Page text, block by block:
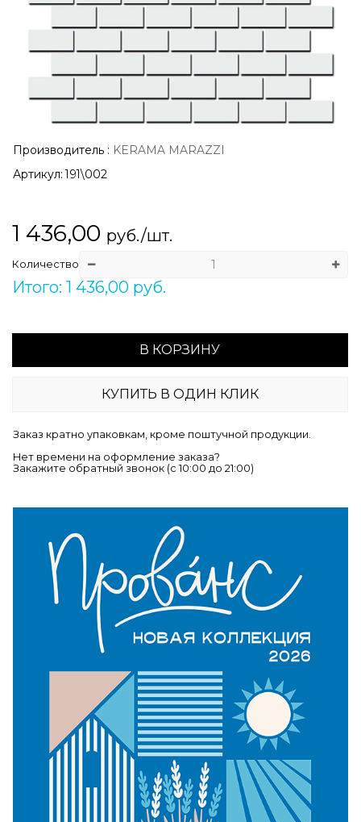
Производитель : KERAMA MARAZZI
Артикул: 191\002
1 436,00 руб./шт.
Количество
Итого: 1 436,00 руб.
В КОРЗИНУ
КУПИТЬ В ОДИН КЛИК
Заказ кратно упаковкам, кроме поштучной продукции.
Нет времени на оформление заказа?
Закажите обратный звонок (c 10:00 до 21:00)